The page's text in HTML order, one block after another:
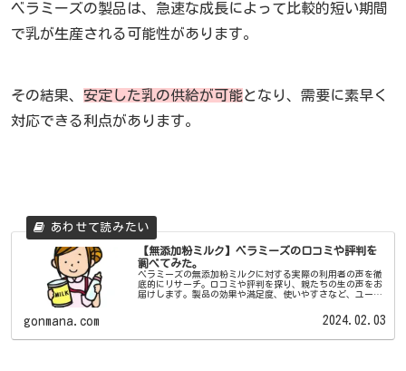
ベラミーズの製品は、急速な成長によって比較的短い期間
で乳が生産される可能性があります。
その結果、 安定した乳の供給が可能となり、需要に素早く
対応できる利点があります。
【無添加粉ミルク】ベラミーズの口コミや評判を
調べてみた。
ベラミーズの無添加粉ミルクに対する実際の利用者の声を徹
底的にリサーチ。口コミや評判を探り、親たちの生の声をお
届けします。製品の効果や満足度、使いやすさなど、ユーザ
gonmana.com 2024.02.03